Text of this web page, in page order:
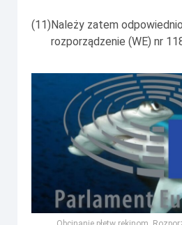
(11)Należy zatem
rozporządzenie (WE) nr